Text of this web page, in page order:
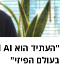
בעולם הפיזי"